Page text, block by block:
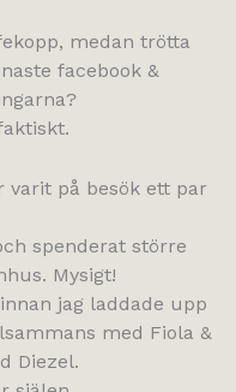
medan trötta
facebook &
varit på besök ett par
spenderat större
Mysigt!
jag laddade upp
med Fiola &
Diezel.